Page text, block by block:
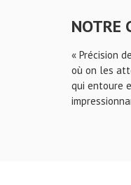
NOTRE
« Précision
où on les
qui entoure